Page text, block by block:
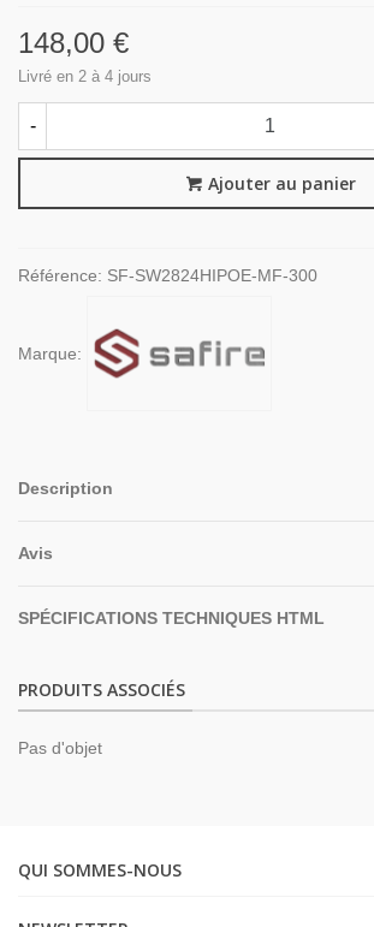
148,00 €
Livré en 2 à 4 jours
-
Ajouter au panier
Référence: SF-SW2824HIPOE-MF-300
Marque:
Description
Avis
SPÉCIFICATIONS TECHNIQUES HTML
PRODUITS ASSOCIÉS
Pas d'objet
QUI SOMMES-NOUS